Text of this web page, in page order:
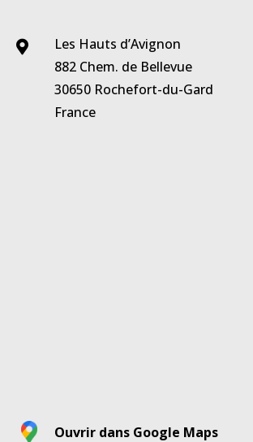

Les Hauts d’Avignon
882 Chem. de Bellevue
30650 Rochefort-du-Gard
France
Ouvrir dans Google Maps